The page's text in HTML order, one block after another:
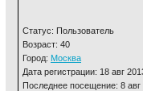
Статус: Пользователь
Возраст: 40
Город: Москва
Дата регистрации: 18 авг
Последнее посещение: 8 авг